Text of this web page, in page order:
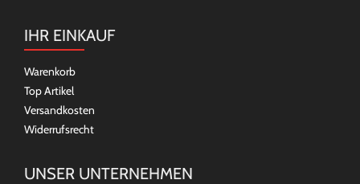
IHR EINKAUF
Warenkorb
Top Artikel
Versandkosten
Widerrufsrecht
UNSER UNTERNEHMEN